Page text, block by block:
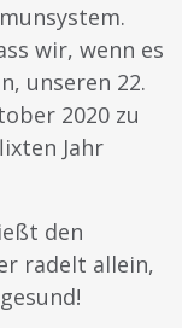
wir, wenn es
unseren 22.
2020 zu
Jahr
den
radelt allein,